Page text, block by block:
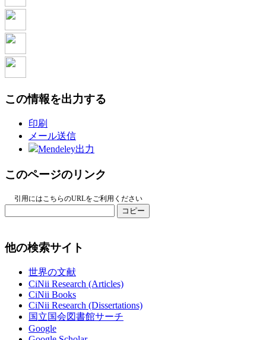
この情報を出力する
印刷
メール送信
Mendeley出力
このページのリンク
引用にはこちらのURLをご利用ください
コピー
他の検索サイト
世界の文献
CiNii Research (Articles)
CiNii Books
CiNii Research (Dissertations)
国立国会図書館サーチ
Google